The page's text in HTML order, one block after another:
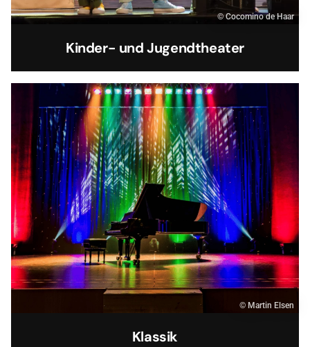
© Cocomino de Haar
Kinder- und Jugendtheater
© Martin Elsen
Klassik